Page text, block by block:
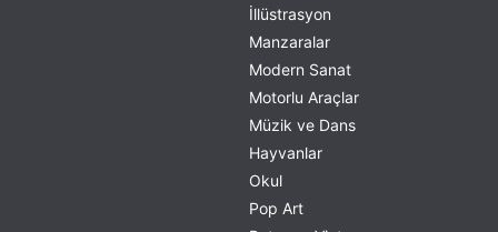
İllüstrasyon
Manzaralar
Modern Sanat
Motorlu Araçlar
Müzik ve Dans
Hayvanlar
Okul
Pop Art